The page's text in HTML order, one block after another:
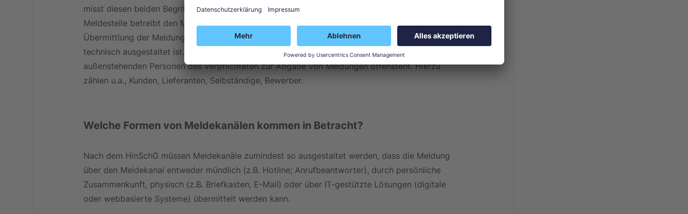
misst diesen beiden Begriffen jedoch eine unterschiedliche Bedeutung zu. Denn die interne
Meldestelle betreibt den Meldekanal. Der Begriff des Meldekanals beschreibt lediglich, wie die
Übermittlung der Meldung des Hinweisgebers an die interne Meldestelle praktisch bzw.
technisch ausgestaltet ist. Der Meldekanal kann zudem so ausgestaltet werden, dass er auch
außenstehenden Personen des Verpflichteten zur Abgabe von Meldungen offensteht. Hierzu
zählen u.a., Kunden, Lieferanten, Selbständige, Bewerber.
Welche Formen von Meldekanälen kommen in Betracht?
Nach dem HinSchG müssen Meldekanäle zumindest so ausgestaltet werden, dass die Meldung
über den Meldekanal entweder mündlich (z.B. Hotline; Anrufbeantworter), durch persönliche
Zusammenkunft, physisch (z.B. Briefkasten, E-Mail) oder über IT-gestützte Lösungen (digitale
oder webbasierte Systeme) übermittelt werden kann.